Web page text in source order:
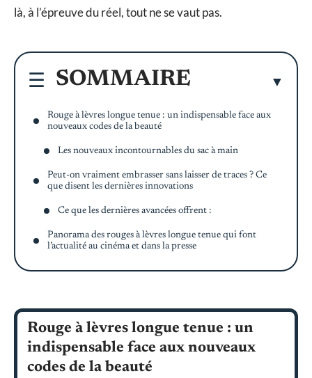
là, à l’épreuve du réel, tout ne se vaut pas.
SOMMAIRE
Rouge à lèvres longue tenue : un indispensable face aux
nouveaux codes de la beauté
Les nouveaux incontournables du sac à main
Peut-on vraiment embrasser sans laisser de traces ? Ce
que disent les dernières innovations
Ce que les dernières avancées offrent :
Panorama des rouges à lèvres longue tenue qui font
l’actualité au cinéma et dans la presse
Rouge à lèvres longue tenue : un
indispensable face aux nouveaux
codes de la beauté